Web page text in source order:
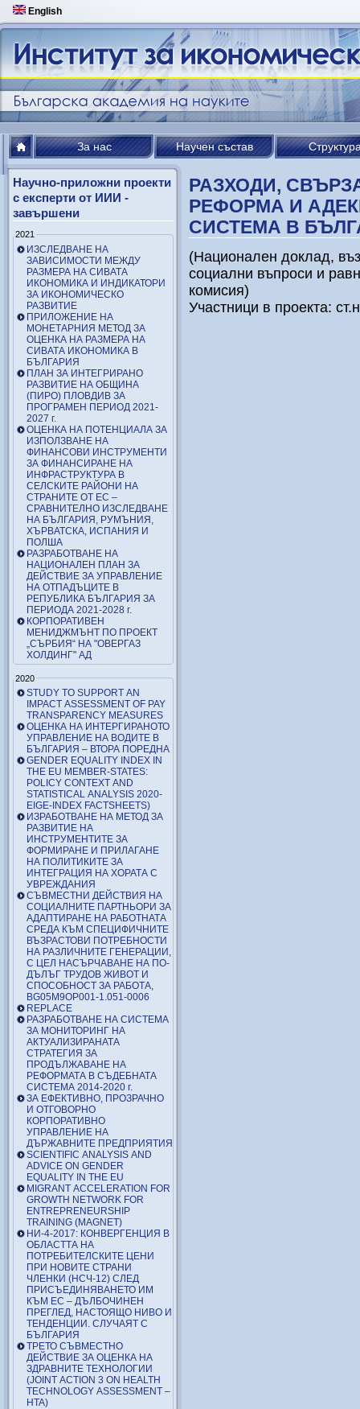
English
За нас Научен състав
Научно-приложни проекти
с експерти от ИИИ -
завършени
2021
ИЗСЛЕДВАНЕ НА
ЗАВИСИМОСТИ МЕЖДУ
РАЗМЕРА НА СИВАТА
ИКОНОМИКА И ИНДИКАТОРИ
ЗА ИКОНОМИЧЕСКО
РАЗВИТИЕ
ПРИЛОЖЕНИЕ НА
МОНЕТАРНИЯ МЕТОД ЗА
ОЦЕНКА НА РАЗМЕРА НА
СИВАТА ИКОНОМИКА В
БЪЛГАРИЯ
ПЛАН ЗА ИНТЕГРИРАНО
РАЗВИТИЕ НА ОБЩИНА
(ПИРО) ПЛОВДИВ ЗА
ПРОГРАМЕН ПЕРИОД 2021-
2027 г.
ОЦЕНКА НА ПОТЕНЦИАЛА ЗА
ИЗПОЛЗВАНЕ НА
ФИНАНСОВИ ИНСТРУМЕНТИ
ЗА ФИНАНСИРАНЕ НА
ИНФРАСТРУКТУРА В
СЕЛСКИТЕ РАЙОНИ НА
СТРАНИТЕ ОТ ЕС –
СРАВНИТЕЛНО ИЗСЛЕДВАНЕ
НА БЪЛГАРИЯ, РУМЪНИЯ,
ХЪРВАТСКА, ИСПАНИЯ И
ПОЛША
РАЗРАБОТВАНЕ НА
НАЦИОНАЛЕН ПЛАН ЗА
ДЕЙСТВИЕ ЗА УПРАВЛЕНИЕ
НА ОТПАДЪЦИТЕ В
РЕПУБЛИКА БЪЛГАРИЯ ЗА
ПЕРИОДА 2021-2028 г.
КОРПОРАТИВЕН
МЕНИДЖМЪНТ ПО ПРОЕКТ
„СЪРБИЯ“ НА "ОВЕРГАЗ
ХОЛДИНГ" АД
2020
STUDY TO SUPPORT AN
IMPACT ASSESSMENT OF PAY
TRANSPARENCY MEASURES
ОЦЕНКА НА ИНТЕРГИРАНОТО
УПРАВЛЕНИЕ НА ВОДИТЕ В
БЪЛГАРИЯ – ВТОРА ПОРЕДНА
GENDER EQUALITY INDEX IN
THE EU MEMBER-STATES:
POLICY CONTEXT AND
STATISTICAL ANALYSIS 2020-
EIGE-INDEX FACTSHEETS)
ИЗРАБОТВАНЕ НА МЕТОД ЗА
РАЗВИТИЕ НА
ИНСТРУМЕНТИТЕ ЗА
ФОРМИРАНЕ И ПРИЛАГАНЕ
НА ПОЛИТИКИТЕ ЗА
ИНТЕГРАЦИЯ НА ХОРАТА С
УВРЕЖДАНИЯ
СЪВМЕСТНИ ДЕЙСТВИЯ НА
СОЦИАЛНИТЕ ПАРТНЬОРИ ЗА
АДАПТИРАНЕ НА РАБОТНАТА
СРЕДА КЪМ СПЕЦИФИЧНИТЕ
ВЪЗРАСТОВИ ПОТРЕБНОСТИ
НА РАЗЛИЧНИТЕ ГЕНЕРАЦИИ,
С ЦЕЛ НАСЪРЧАВАНЕ НА ПО-
ДЪЛЪГ ТРУДОВ ЖИВОТ И
СПОСОБНОСТ ЗА РАБОТА,
BG05M9OP001-1.051-0006
REPLACE
РАЗРАБОТВАНЕ НА СИСТЕМА
ЗА МОНИТОРИНГ НА
АКТУАЛИЗИРАНАТА
СТРАТЕГИЯ ЗА
ПРОДЪЛЖАВАНЕ НА
РЕФОРМАТА В СЪДЕБНАТА
СИСТЕМА 2014-2020 г.
ЗА ЕФЕКТИВНО, ПРОЗРАЧНО
И ОТГОВОРНО
КОРПОРАТИВНО
УПРАВЛЕНИЕ НА
ДЪРЖАВНИТЕ ПРЕДПРИЯТИЯ
SCIENTIFIC ANALYSIS AND
ADVICE ON GENDER
EQUALITY IN THE EU
MIGRANT ACCELERATION FOR
GROWTH NETWORK FOR
ENTREPRENEURSHIP
TRAINING (MAGNET)
НИ-4-2017: КОНВЕРГЕНЦИЯ В
ОБЛАСТТА НА
ПОТРЕБИТЕЛСКИТЕ ЦЕНИ
ПРИ НОВИТЕ СТРАНИ
ЧЛЕНКИ (НСЧ-12) СЛЕД
ПРИСЪЕДИНЯВАНЕТО ИМ
КЪМ ЕС – ДЪЛБОЧИНЕН
ПРЕГЛЕД, НАСТОЯЩО НИВО И
ТЕНДЕНЦИИ. СЛУЧАЯТ С
БЪЛГАРИЯ
ТРЕТО СЪВМЕСТНО
ДЕЙСТВИЕ ЗА ОЦЕНКА НА
ЗДРАВНИТЕ ТЕХНОЛОГИИ
(JOINT ACTION 3 ON HEALTH
TECHNOLOGY ASSESSMENT –
HTA)
РАЗХОДИ,
РЕФОРМА И
СИСТЕМА В
(Национален доклад,
социални въпроси и
комисия)
Участници в проекта: